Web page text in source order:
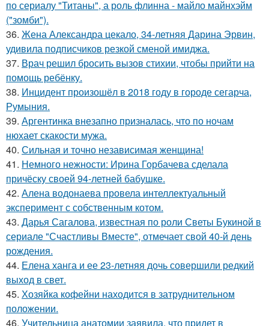
по сериалу "Титаны", а роль флинна - майло майнхэйм
("зомби").
36. Жена Александра цекало, 34-летняя Дарина Эрвин,
удивила подписчиков резкой сменой имиджа.
37. Врач решил бросить вызов стихии, чтобы прийти на
помощь ребёнку.
38. Инцидент произошёл в 2018 году в городе сегарча,
Румыния.
39. Аргентинка внезапно призналась, что по ночам
нюхает скакости мужа.
40. Сильная и точно независимая женщина!
41. Немного нежности: Ирина Горбачева сделала
причёску своей 94-летней бабушке.
42. Алена водонаева провела интеллектуальный
эксперимент с собственным котом.
43. Дарья Сагалова, известная по роли Светы Букиной в
сериале "Счастливы Вместе", отмечает свой 40-й день
рождения.
44. Елена ханга и ее 23-летняя дочь совершили редкий
выход в свет.
45. Хозяйка кофейни находится в затруднительном
положении.
46. Учительница анатомии заявила, что придет в